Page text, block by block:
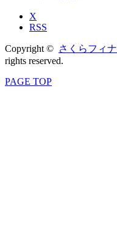
X
RSS
Copyright © さくらフィ
rights reserved.
PAGE TOP